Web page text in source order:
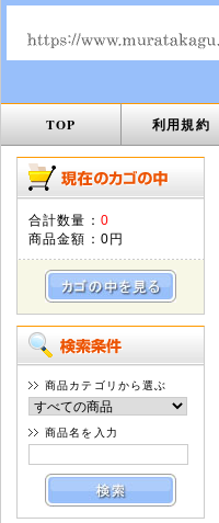
TOP 利用規約
合計数量： 0
商品金額： 0円
商品カテゴリから選ぶ
商品名を入力